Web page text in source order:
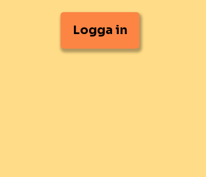
Logga in